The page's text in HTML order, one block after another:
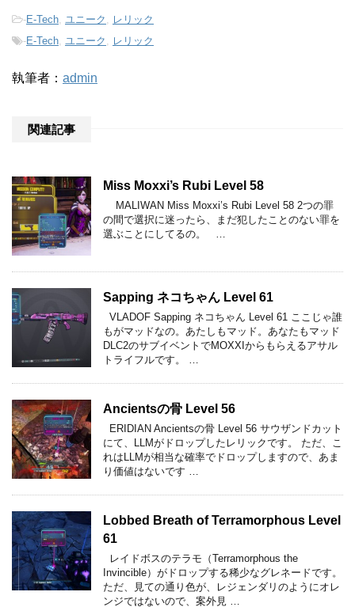
-E-Tech ユニーク
レリック
-E-Tech ユニーク レリック
執筆者： admin
関連記事
Miss Moxxi’s Rubi Level 58
MALIWAN Miss Moxxi’s Rubi Level 58 2つの罪
の間で選択に迷ったら、まだ犯したことのない罪を
選ぶことにしてるの。 …
Sapping ネコちゃん Level 61
VLADOF Sapping ネコちゃん Level 61 ここじゃ誰
もがマッドなの。あたしもマッド。あなたもマッド
DLC2のサブイベントでMOXXIからもらえるアサル
トライフルです。 …
Ancientsの骨 Level 56
ERIDIAN Ancientsの骨 Level 56 サウザンドカット
にて、LLMがドロップしたレリックです。 ただ、こ
れはLLMが相当な確率でドロップしますので、あま
り価値はないです …
Lobbed Breath of Terramorphous Level
61
レイドボスのテラモ（Terramorphous the
Invincible）がドロップする稀少なグレネードです。
ただ、見ての通り色が、レジェンダリのようにオレ
ンジではないので、案外見 …